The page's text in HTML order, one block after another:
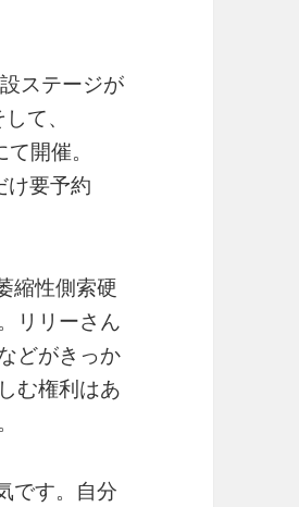
ステージが
て、
開催。
け要予約
縮性側索硬
リリーさん
どがきっか
む権利はあ
です。自分